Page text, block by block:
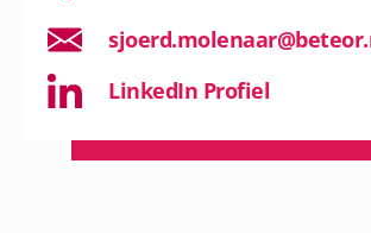
LinkedIn Profiel